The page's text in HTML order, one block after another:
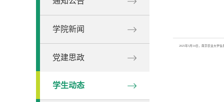
学院新闻
党建思政
学生动态
2025年5月14日，南京农业大学